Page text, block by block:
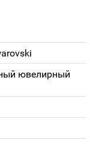
ювелирный